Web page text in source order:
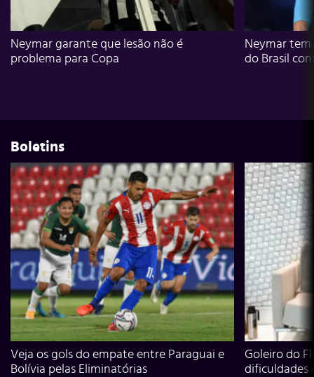
Neymar garante que lesão não é
problema para Copa
Neymar
do Brasil
Boletins
Veja os gols do empate entre Paraguai e
Bolívia pelas Eliminatórias
Goleiro do
dificuldades